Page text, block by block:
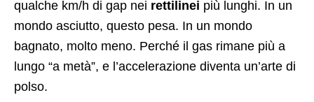
qualche km/h di gap nei rettilinei più lunghi. In un
mondo asciutto, questo pesa. In un mondo
bagnato, molto meno. Perché il gas rimane più a
lungo “a metà”, e l’accelerazione diventa un’arte di
polso.